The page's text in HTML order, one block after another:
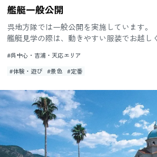
艦艇一般公開
呉地方隊では一般公開を実施しています
艦艇見学の際は、動きやすい服装でお越し
#呉中心・吉浦・天応エリア
#体験・遊び #景色 #定番